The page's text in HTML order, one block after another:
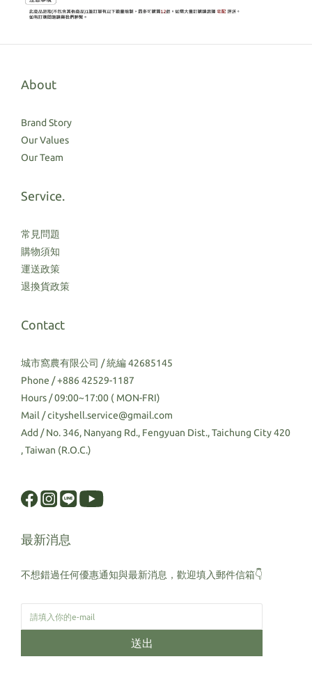
About
Brand Story
Our Values
Our Team
Service.
常見問題
購物須知
運送政策
退換貨政策
Contact
城市窩農有限公司 / 統編 42685145
Phone / +886 42529-1187
Hours / 09:00~17:00 ( MON-FRI)
Mail / cityshell.service@gmail.com
Add / No. 346, Nanyang Rd., Fengyuan Dist., Taichung City 420
, Taiwan (R.O.C.)
最新消息
不想錯過任何優惠通知與最新消息，歡迎填入郵件信箱👇
送出